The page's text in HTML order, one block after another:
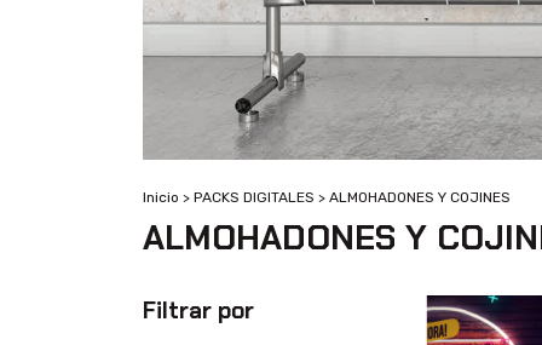
Inicio > PACKS DIGITALES > ALMOHADONES Y COJINES
ALMOHADONES Y
Filtrar por